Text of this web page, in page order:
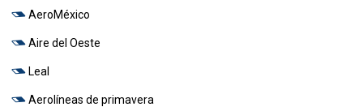
AeroMéxico
Aire del Oeste
Leal
Aerolíneas de primavera